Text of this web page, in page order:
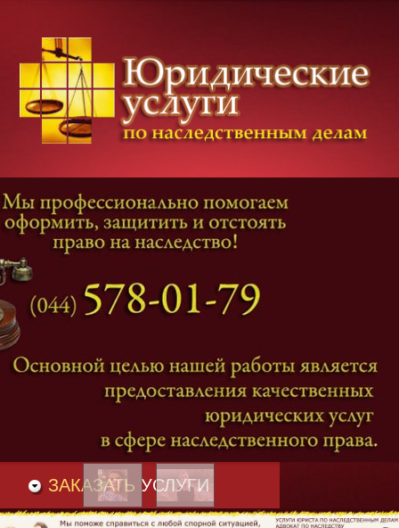
Категории дел
Наследование и Завещание
Оформление наследства
Оспаривание наследства
Адвокат наследственные дела
и Вакансии
ЗАКАЗАТЬ УСЛУГИ